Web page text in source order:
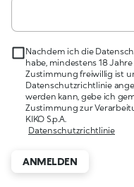
Nachdem ich die
habe, mindestens 18
Zustimmung freiwillig ist
Datenschutzrichtlinie
werden kann, gebe ich
Zustimmung zur
KIKO S.p.A.
Datenschutzrichtlinie
ANMELDEN